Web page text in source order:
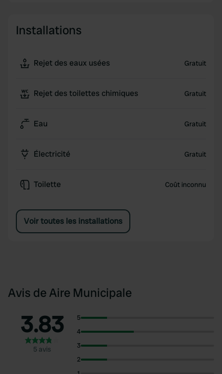
Installations
Rejet des eaux usées Gratuit
Rejet des toilettes chimiques Gratuit
Eau Gratuit
Électricité Gratuit
Toilette Coût inconnu
Voir toutes les installations
Avis de Aire Municipale
3.83
5 avis
5
4
3
2